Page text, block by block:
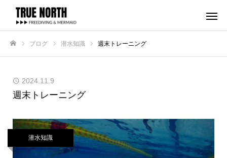
ブログ 潜水知識 週末トレーニング
2024.11.9
週末トレーニング
潜水知識